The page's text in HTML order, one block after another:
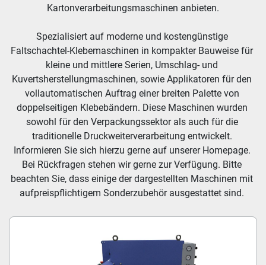
Kartonverarbeitungsmaschinen anbieten.
Spezialisiert auf moderne und kostengünstige
Faltschachtel-Klebemaschinen in kompakter Bauweise für
kleine und mittlere Serien, Umschlag- und
Kuvertsherstellungmaschinen, sowie Applikatoren für den
vollautomatischen Auftrag einer breiten Palette von
doppelseitigen Klebebändern. Diese Maschinen wurden
sowohl für den Verpackungssektor als auch für die
traditionelle Druckweiterverarbeitung entwickelt.
Informieren Sie sich hierzu gerne auf unserer Homepage.
Bei Rückfragen stehen wir gerne zur Verfügung. Bitte
beachten Sie, dass einige der dargestellten Maschinen mit
aufpreispflichtigem Sonderzubehör ausgestattet sind.